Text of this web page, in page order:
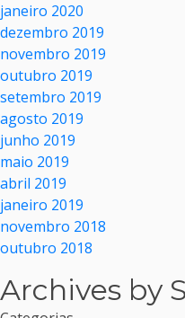
janeiro 2020
dezembro 2019
novembro 2019
outubro 2019
setembro 2019
agosto 2019
junho 2019
maio 2019
abril 2019
janeiro 2019
novembro 2018
outubro 2018
Archives by